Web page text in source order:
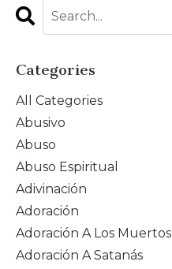
Categories
All Categories
Abusivo
Abuso
Abuso Espiritual
Adivinación
Adoración
Adoración A Los Muertos
Adoración A Satanás